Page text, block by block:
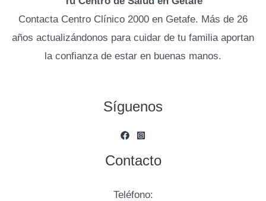
Contacta Centro Clínico 2000 en Getafe. Más de 26
años actualizándonos para cuidar de tu familia aportan
la confianza de estar en buenas manos.
Síguenos
Contacto
Teléfono: